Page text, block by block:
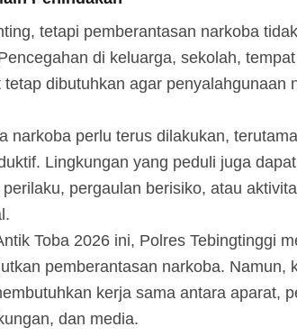
tetapi pemberantasan narkoba
di keluarga, sekolah,
tetap dibutuhkan agar penyalahgunaan
narkoba perlu terus dilakukan,
Lingkungan yang peduli juga
pergaulan berisiko, atau
Toba 2026 ini, Polres Tebingtinggi
pemberantasan narkoba. Namun,
kerja sama antara aparat,
dan media.